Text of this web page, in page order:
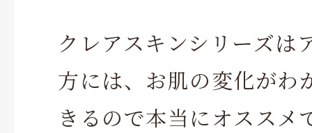
クレアスキンシリーズは
方には、お肌の変化がわ
きるので本当にオススメ